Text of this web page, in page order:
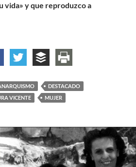
vida» y que reproduzco a
del lado de la vida
DESTACADO
VICENTE MUJER